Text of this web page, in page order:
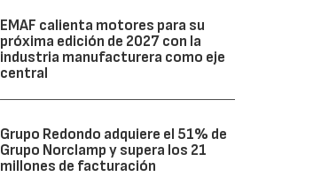
EMAF calienta motores para su
próxima edición de 2027 con la
industria manufacturera como eje
central
Grupo Redondo adquiere el 51% de
Grupo Norclamp y supera los 21
millones de facturación